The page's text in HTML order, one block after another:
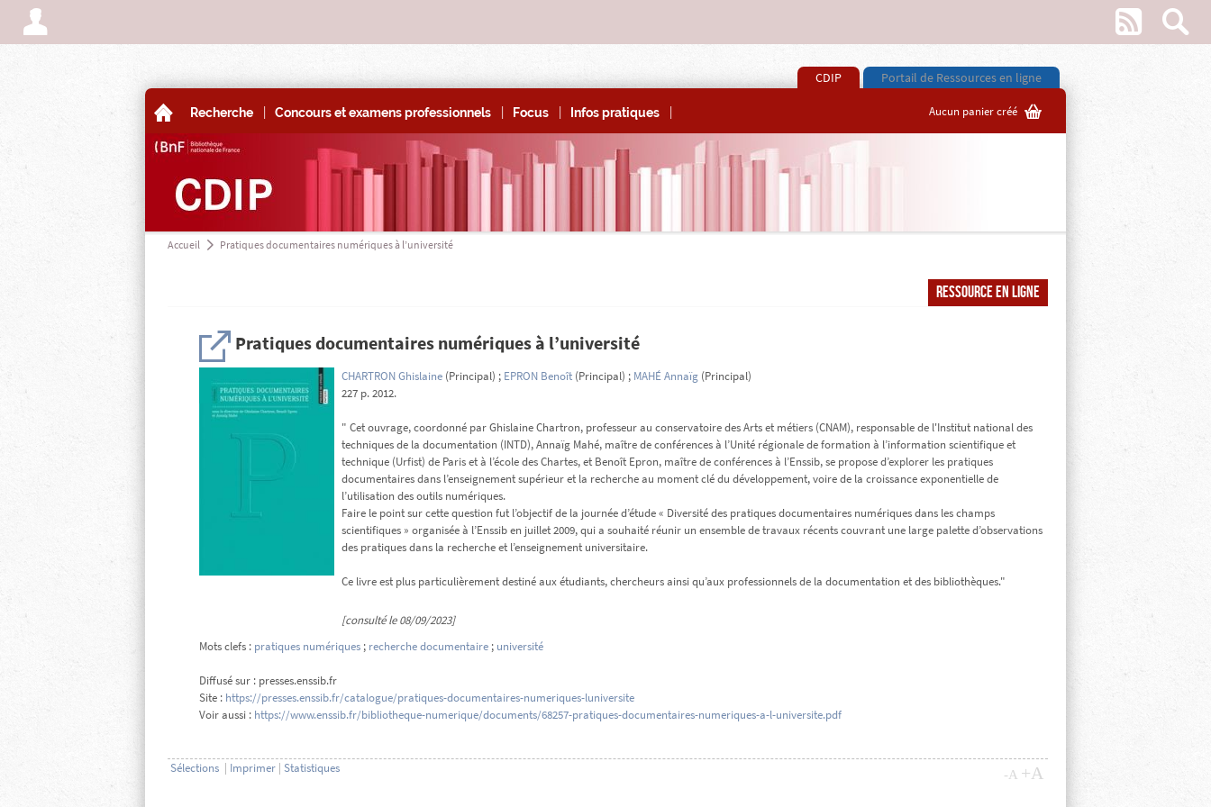
A w s
CDIP Portail de Ressources en ligne
A Recherche | Concours et examens professionnels | Focus | Infos pratiques | Aucun panier créé G
Accueil a Pratiques documentaires numériques à l’université
Ressource en ligne
H Pratiques documentaires numériques à l’université
CHARTRON Ghislaine (Principal) ; EPRON Benoît (Principal) ; MAHÉ Annaïg (Principal)
227 p. 2012.
" Cet ouvrage, coordonné par Ghislaine Chartron, professeur au conservatoire des Arts et métiers (CNAM), responsable de l'Institut national des
techniques de la documentation (INTD), Annaïg Mahé, maître de conférences à l’Unité régionale de formation à l’information scientifique et
technique (Urfist) de Paris et à l’école des Chartes, et Benoît Epron, maître de conférences à l’Enssib, se propose d’explorer les pratiques
documentaires dans l’enseignement supérieur et la recherche au moment clé du développement, voire de la croissance exponentielle de
l’utilisation des outils numériques.
Faire le point sur cette question fut l’objectif de la journée d’étude « Diversité des pratiques documentaires numériques dans les champs
scientifiques » organisée à l’Enssib en juillet 2009, qui a souhaité réunir un ensemble de travaux récents couvrant une large palette d’observations
des pratiques dans la recherche et l’enseignement universitaire.
Ce livre est plus particulièrement destiné aux étudiants, chercheurs ainsi qu’aux professionnels de la documentation et des bibliothèques."
[consulté le 08/09/2023]
Mots clefs : pratiques numériques ; recherche documentaire ; université
Diffusé sur : presses.enssib.fr
Site : https://presses.enssib.fr/catalogue/pratiques-documentaires-numeriques-luniversite
Voir aussi : https://www.enssib.fr/bibliotheque-numerique/documents/68257-pratiques-documentaires-numeriques-a-l-universite.pdf
Sélections | Imprimer | Statistiques -A +A
Z